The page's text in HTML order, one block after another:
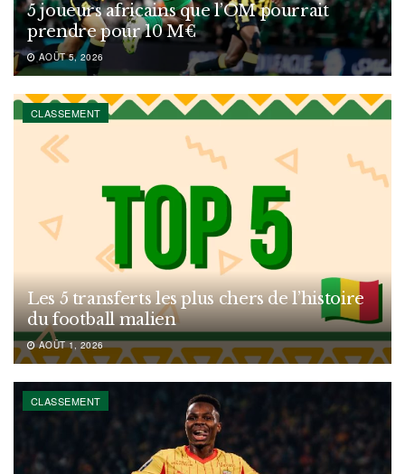
5 joueurs africains que l’OM pourrait
prendre pour 10 M€
AOÛT 5, 2026
CLASSEMENT
Les 5 transferts les plus chers de l’histoire
du football malien
AOÛT 1, 2026
CLASSEMENT